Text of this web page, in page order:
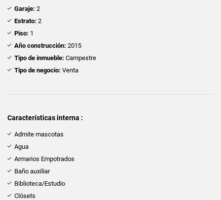
Garaje: 2
Estrato: 2
Piso: 1
Año construcción: 2015
Tipo de inmueble: Campestre
Tipo de negocio: Venta
Características interna :
Admite mascotas
Agua
Armarios Empotrados
Baño auxiliar
Biblioteca/Estudio
Clósets